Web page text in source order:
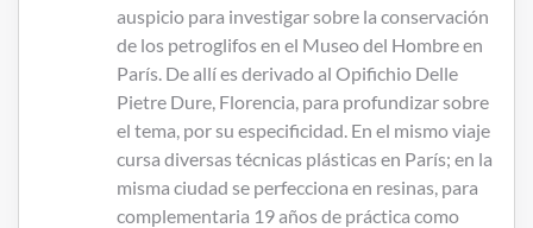
auspicio para investigar sobre la conservación
de los petroglifos en el Museo del Hombre en
París. De allí es derivado al Opifichio Delle
Pietre Dure, Florencia, para profundizar sobre
el tema, por su especificidad. En el mismo viaje
cursa diversas técnicas plásticas en París; en la
misma ciudad se perfecciona en resinas, para
complementaria 19 años de práctica como